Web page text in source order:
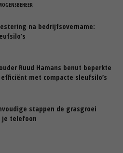
na bedrijfsovername:
Ruud Hamans benut beperkte
met compacte sleufsilo’s
stappen de grasgroei
je telefoon